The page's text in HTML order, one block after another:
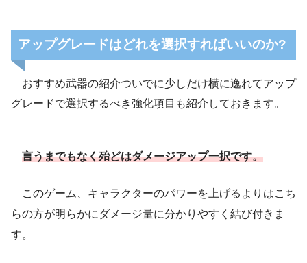
アップグレードはどれを選択すればいいのか?
おすすめ武器の紹介ついでに少しだけ横に逸れてアップ
グレードで選択するべき強化項目も紹介しておきます。
言うまでもなく殆どはダメージアップ一択です。
このゲーム、キャラクターのパワーを上げるよりはこち
らの方が明らかにダメージ量に分かりやすく結び付きま
す。